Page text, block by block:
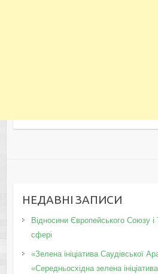
НЕДАВНІ ЗАПИСИ
Відносини Європейського Союзу і
сфері
«Зелена ініціатива Саудівської
«Середньосхідна зелена